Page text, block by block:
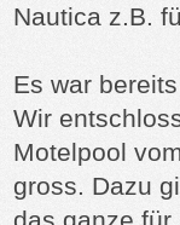
Nautica z.B.
Es war
Wir
Motelpool
gross. Dazu